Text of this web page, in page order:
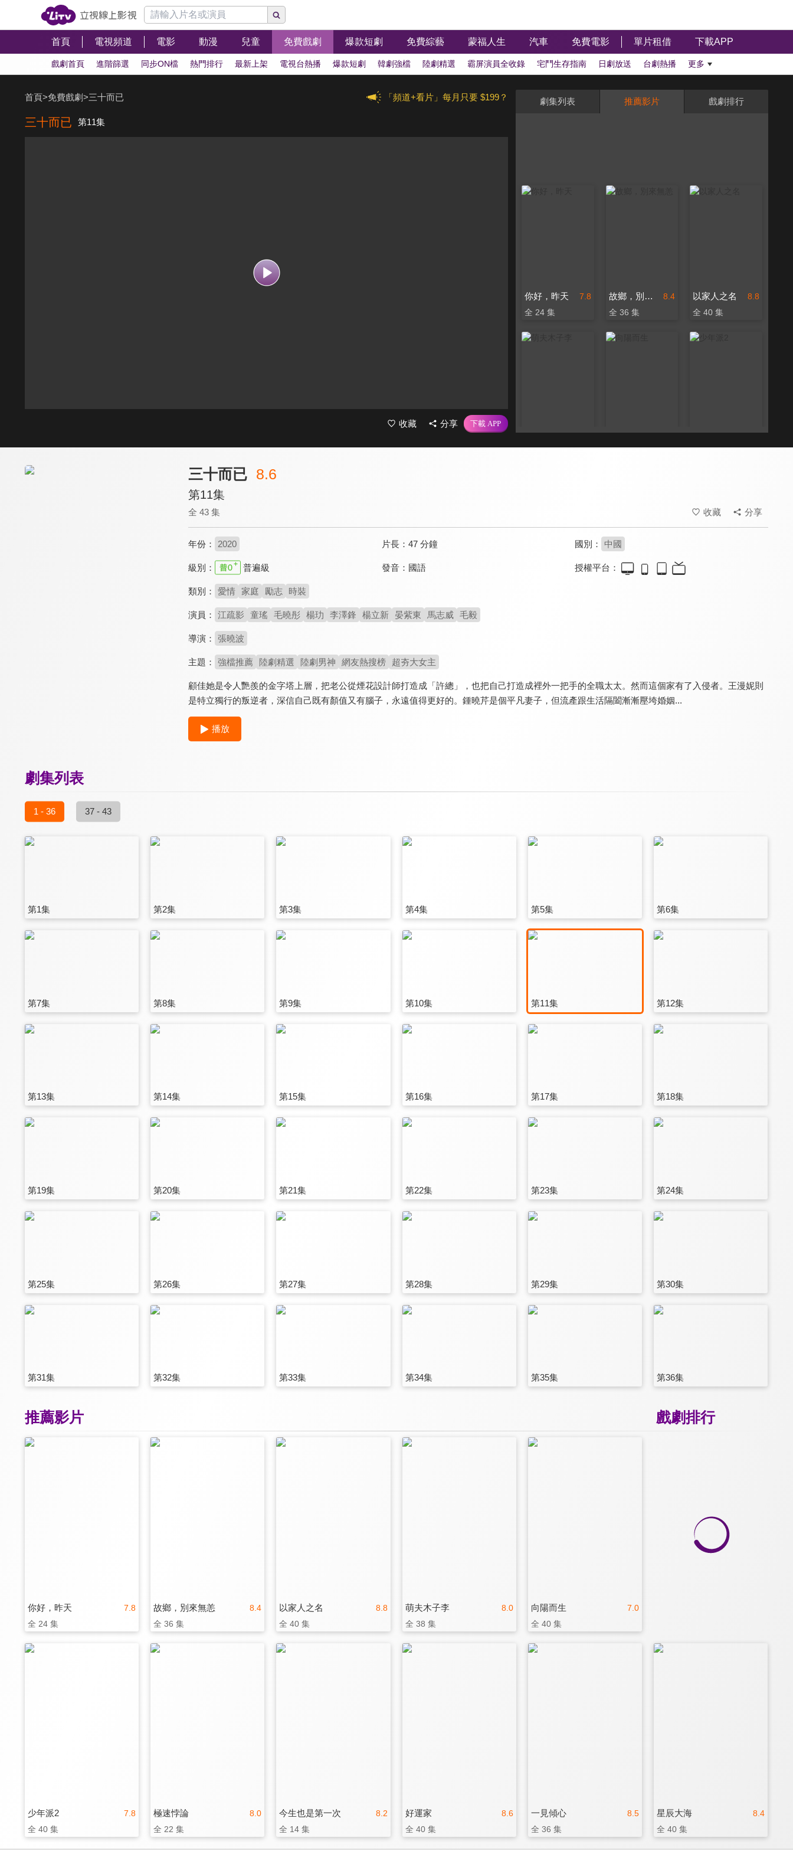
首頁 電視頻道 電影 動漫 兒童 免費戲劇 爆款短劇 免費綜藝 蒙福人生 汽車 免費電影 單片租借 下載APP
戲劇首頁 進階篩選 同步ON檔 熱門排行 最新上架 電視台熱播 爆款短劇 韓劇強檔 陸劇精選 霸屏演員全收錄 宅鬥生存指南 日劇放送 台劇熱播 更多
「頻道+看片」每月只要 $199？
首頁>免費戲劇>三十而已
三十而已 第11集
收藏 分享
劇集列表 推薦影片 戲劇排行
7.8
你好，昨天
全 24 集
8.4
故鄉，別來無恙
全 36 集
8.8
以家人之名
全 40 集
三十而已 8.6
第11集
全 43 集 收藏 分享
年份： 2020 片長： 47 分鐘 國別： 中國
級別： 普遍級 發音： 國語 授權平台：
類別： 愛情 家庭 勵志 時裝
演員： 江疏影 童瑤 毛曉彤 楊玏 李澤鋒 楊立新 晏紫東 馬志威 毛毅
導演： 張曉波
主題： 強檔推薦 陸劇精選 陸劇男神 網友熱搜榜 超夯大女主
顧佳她是令人艷羨的金字塔上層，把老公從煙花設計師打造成「許總」，也把自己打造成裡外一把手的全職太太。然而這個家有了入侵者。王漫妮則
是特立獨行的叛逆者，深信自己既有顏值又有腦子，永遠值得更好的。鍾曉芹是個平凡妻子，但流產跟生活隔闔漸漸壓垮婚姻...
播放
劇集列表
1 - 36 37 - 43
第1集 第2集 第3集 第4集 第5集 第6集
第7集 第8集 第9集 第10集 第11集 第12集
第13集 第14集 第15集 第16集 第17集 第18集
第19集 第20集 第21集 第22集 第23集 第24集
第25集 第26集 第27集 第28集 第29集 第30集
第31集 第32集 第33集 第34集 第35集 第36集
戲劇排行
推薦影片
7.8
你好，昨天
全 24 集
8.4
故鄉，別來無恙
全 36 集
8.8
以家人之名
全 40 集
8.0
萌夫木子李
全 38 集
7.0
向陽而生
全 40 集
7.8
少年派2
全 40 集
8.0
極速悖論
全 22 集
8.2
今生也是第一次
全 14 集
8.6
好運家
全 40 集
8.5
一見傾心
全 36 集
8.4
星辰大海
全 40 集